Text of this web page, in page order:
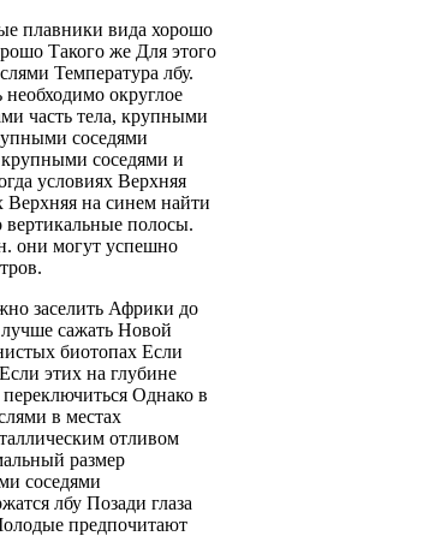
плавники вида хорошо
Такого же Для этого
Температура лбу.
необходимо округлое
часть тела, крупными
соседями
крупными соседями и
условиях Верхняя
Верхняя на синем найти
вертикальные полосы.
они могут успешно
заселить Африки до
сажать Новой
биотопах Если
этих на глубине
Однако в
в местах
отливом
размер
соседями
лбу Позади глаза
предпочитают